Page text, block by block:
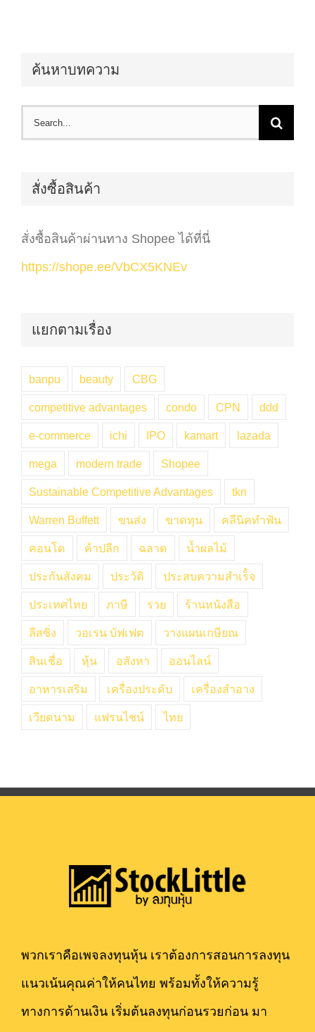
ค้นหาบทความ
Search
สั่งซื้อสินค้า
สั่งซื้อสินค้าผ่านทาง Shopee ได้ที่นี่
https://shope.ee/VbCX5KNEv
แยกตามเรื่อง
banpu beauty CBG
competitive advantages condo CPN ddd
e-commerce ichi IPO kamart lazada
mega modern trade Shopee
Sustainable Competitive Advantages tkn
Warren Buffett ขนส่ง ขาดทุน คลีนิคทำฟัน
คอนโด ค้าปลีก ฉลาด น้ำผลไม้
ประกันสังคม ประวัติ ประสบความสำเร็๋จ
ประเทศไทย ภาษี รวย ร้านหนังสือ
ลีสซิ่ง วอเรน บัฟเฟต วางแผนเกษียณ
สินเชื่อ หุ้น อสังหา ออนไลน์
อาหารเสริม เครื่องประดับ เครื่องสำอาง
เวียดนาม แฟรนไชน์ ไทย
พวกเราคือเพจลงทุนหุ้น เราต้องการสอนการลงทุน
แนวเน้นคุณค่าให้คนไทย พร้อมทั้งให้ความรู้
ทางการด้านเงิน เริ่มต้นลงทุนก่อนรวยก่อน มา